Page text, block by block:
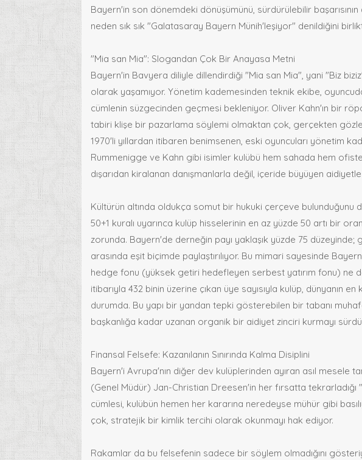
Bayern'in son dönemdeki dönüşümünü, sürdürülebilir
neden sık sık "Galatasaray Bayern Münih'leşiyor" denildiğini
"Mia san Mia": Slogandan Çok Bir Anayasa Metni
Bayern'in Bavyera diliyle dillendirdiği "Mia san Mia", yani "Biz
olarak yaşamıyor. Yönetim kademesinden teknik ekibe,
cümlenin süzgecinden geçmesi bekleniyor. Oliver Kahn'ın bir
tabiri klişe bir pazarlama söylemi olmaktan çok, gerçekten
1970'li yıllardan itibaren benimsenen, eski oyuncuları yönetim
Rummenigge ve Kahn gibi isimler kulübü hem sahada hem
dışarıdan kiralanan danışmanlarla değil, içeride büyüyen aidiyetle
Kültürün altında oldukça somut bir hukuki çerçeve
50+1 kuralı uyarınca kulüp hisselerinin en az yüzde 50 artı bir
zorunda. Bayern'de derneğin payı yaklaşık yüzde 75
arasında eşit biçimde paylaştırılıyor. Bu mimari sayesinde
hedge fonu (yüksek getiri hedefleyen serbest yatırım fonu) ne
itibarıyla 432 binin üzerine çıkan üye sayısıyla kulüp, dünyanın
durumda. Bu yapı bir yandan tepki gösterebilen bir tabanı
başkanlığa kadar uzanan organik bir aidiyet zinciri kurmayı
Finansal Felsefe: Kazanılanın Sınırında Kalma Disiplini
Bayern'i Avrupa'nın diğer dev kulüplerinden ayıran asıl mesele
(Genel Müdür) Jan-Christian Dreesen'in her fırsatta tekrarladığı
cümlesi, kulübün hemen her kararına neredeyse mühür gibi
çok, stratejik bir kimlik tercihi olarak okunmayı hak ediyor.
Rakamlar da bu felsefenin sadece bir söylem olmadığını